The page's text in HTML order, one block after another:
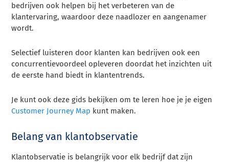
bedrijven ook helpen bij het verbeteren van de
klantervaring, waardoor deze naadlozer en aangenamer
wordt.
Selectief luisteren door klanten kan bedrijven ook een
concurrentievoordeel opleveren doordat het inzichten uit
de eerste hand biedt in klantentrends.
Je kunt ook deze gids bekijken om te leren hoe je je eigen
Customer Journey Map kunt maken.
Belang van klantobservatie
Klantobservatie is belangrijk voor elk bedrijf dat zijn